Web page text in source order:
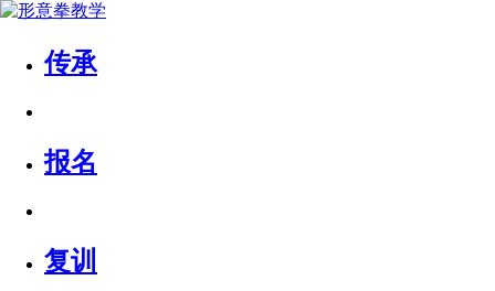
传承
报名
复训